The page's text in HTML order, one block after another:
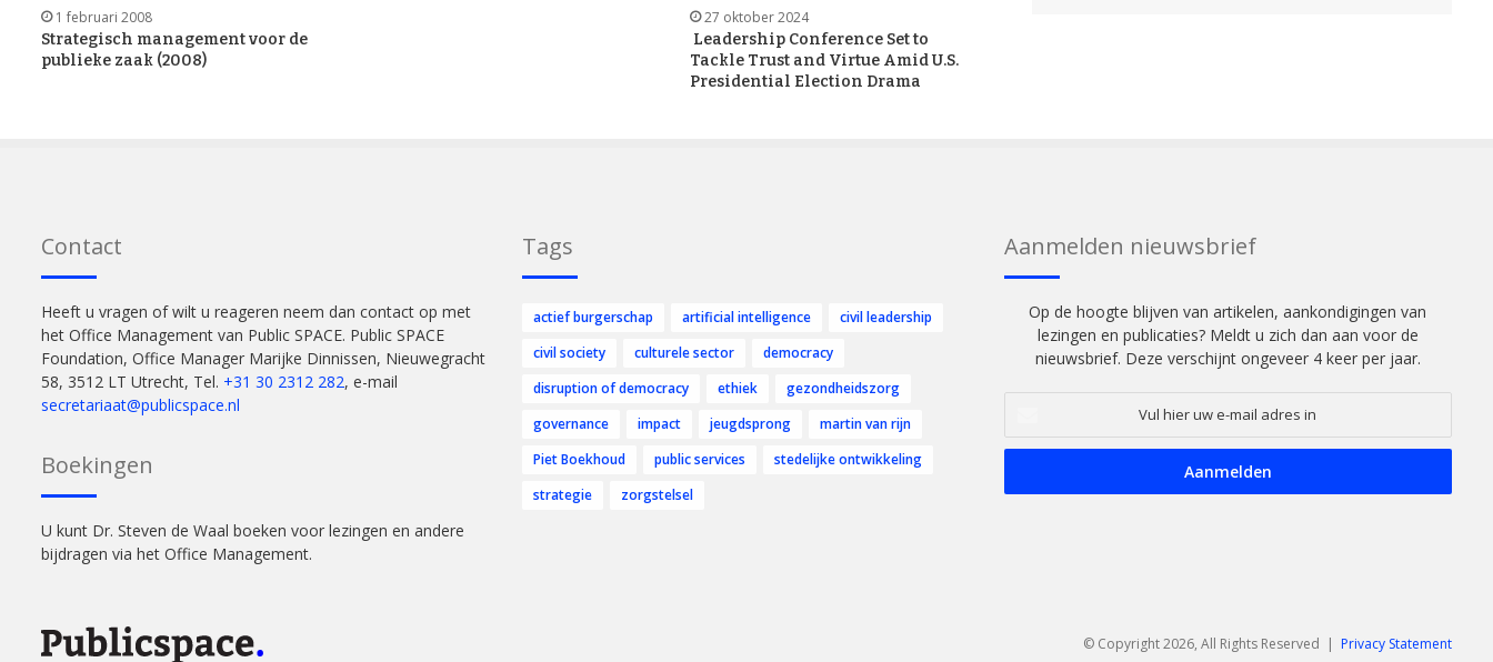
1 februari 2008
Strategisch management voor de
publieke zaak (2008)
27 oktober 2024
Leadership Conference Set to
Tackle Trust and Virtue Amid U.S.
Presidential Election Drama
Contact
Heeft u vragen of wilt u reageren neem dan contact op met
het Office Management van Public SPACE. Public SPACE
Foundation, Office Manager Marijke Dinnissen, Nieuwegracht
58, 3512 LT Utrecht, Tel. +31 30 2312 282, e-mail
secretariaat@publicspace.nl
Boekingen
U kunt Dr. Steven de Waal boeken voor lezingen en andere
bijdragen via het Office Management.
Tags
actief burgerschap artificial intelligence
civil leadership
civil society
culturele sector
democracy
disruption of democracy
ethiek
gezondheidszorg
governance
impact jeugdsprong
martin van rijn
Piet Boekhoud
public services
stedelijke ontwikkeling
strategie
zorgstelsel
Aanmelden nieuwsbrief
Op de hoogte blijven van artikelen, aankondigingen van
lezingen en publicaties? Meldt u zich dan aan voor de
nieuwsbrief. Deze verschijnt ongeveer 4 keer per jaar.
uw
mail
© Copyright 2026, All Rights Reserved | Privacy Statement